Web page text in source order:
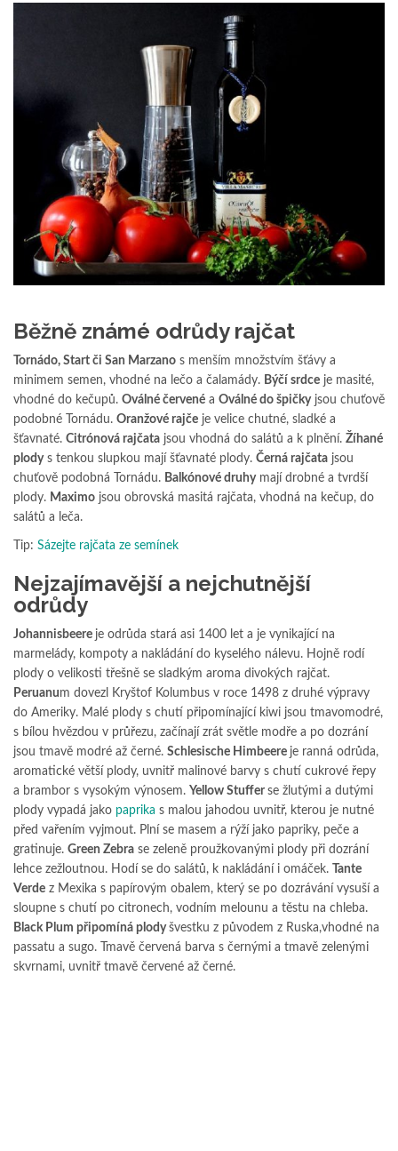
Běžně známé odrůdy rajčat
Tornádo, Start či San Marzano s menším množstvím šťávy a
minimem semen, vhodné na lečo a čalamády. Býčí srdce je masité,
vhodné do kečupů. Oválné červené a Oválné do špičkyjsou chuťově
podobné Tornádu. Oranžové rajče je velice chutné, sladké a
šťavnaté. Citrónová rajčata jsou vhodná do salátů a k plnění. Žíhané
plodys tenkou slupkou mají šťavnaté plody. Černá rajčata jsou
chuťově podobná Tornádu. Balkónové druhymají drobné a tvrdší
plody. Maximo jsou obrovská masitá rajčata, vhodná na kečup, do
salátů a leča.
Tip: Sázejte rajčata ze semínek
Nejzajímavější a nejchutnější
odrůdy
Johannisbeere je odrůda stará asi 1400 let a je vynikající na
marmelády, kompoty a nakládání do kyselého nálevu. Hojně rodí
plody o velikosti třešně se sladkým aroma divokých rajčat.
Peruanum dovezl Kryštof Kolumbus v roce 1498 z druhé výpravy
do Ameriky. Malé plody s chutí připomínající kiwi jsou tmavomodré,
s bílou hvězdou v průřezu, začínají zrát světle modře a po dozrání
jsou tmavě modré až černé. Schlesische Himbeere je ranná odrůda,
aromatické větší plody, uvnitř malinové barvy s chutí cukrové řepy
a brambor s vysokým výnosem. Yellow Stuffer se žlutými a dutými
plody vypadá jako paprika s malou jahodou uvnitř, kterou je nutné
před vařením vyjmout. Plní se masem a rýží jako papriky, peče a
gratinuje. Green Zebra se zeleně proužkovanými plody při dozrání
lehce zežloutnou. Hodí se do salátů, k nakládání i omáček.
Tante
Verde z Mexika s papírovým obalem, který se po dozrávání vysuší a
sloupne s chutí po citronech, vodním melounu a těstu na chleba.
Black Plum připomíná plodyšvestku z původem z Ruska,vhodné na
passatu a sugo. Tmavě červená barva s černými a tmavě zelenými
skvrnami, uvnitř tmavě červené až černé.